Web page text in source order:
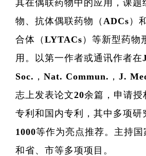
其在偶联药物中的应用，课题
物、抗体偶联药物（ADCs）
合体（LYTACs）等新型药物
用。以第一作者或通讯作者
Soc.，Nat. Commun.，J.
志上发表论文20余篇，申请
专利和国内专利，其中多项
1000等作为亮点推荐。主持
和省、市等多项项目。